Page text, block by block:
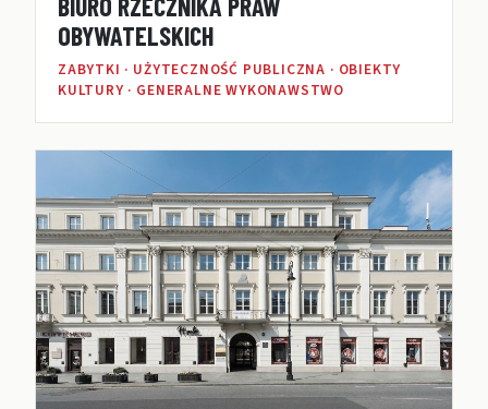
OBYWATELSKICH
ZABYTKI · UŻYTECZNOŚĆ PUBLICZNA · OBIEKTY
KULTURY · GENERALNE WYKONAWSTWO